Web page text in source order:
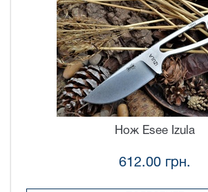
Нож Esee Izula
612.00 грн.